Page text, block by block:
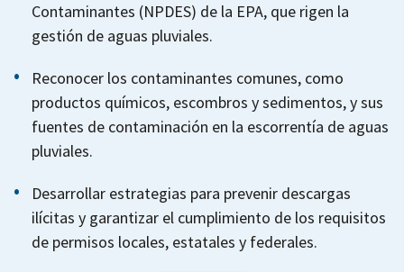
Contaminantes (NPDES) de la EPA, que rigen la
gestión de aguas pluviales.
Reconocer los contaminantes comunes, como
productos químicos, escombros y sedimentos, y sus
fuentes de contaminación en la escorrentía de aguas
pluviales.
Desarrollar estrategias para prevenir descargas
ilícitas y garantizar el cumplimiento de los requisitos
de permisos locales, estatales y federales.